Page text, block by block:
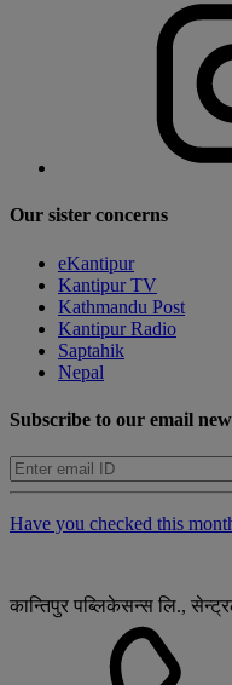
Our sister concerns
eKantipur
Kantipur TV
Kathmandu Post
Kantipur Radio
Saptahik
Nepal
Subscribe to our email
Have you checked this
कान्तिपुर पब्लिकेसन्स लि.,